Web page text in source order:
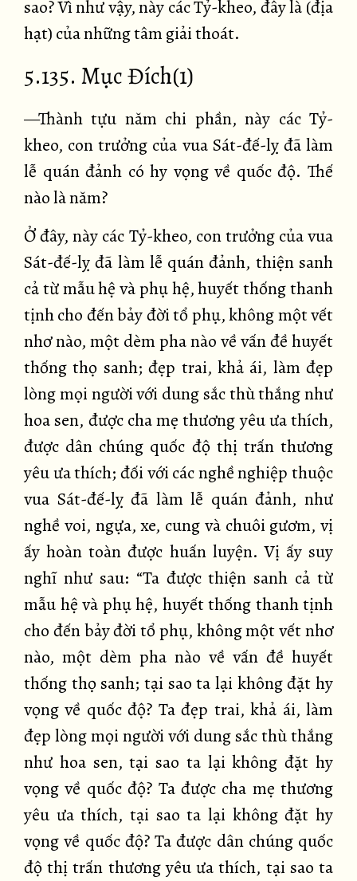
sao? Vì như vậy, này các Tỷ-kheo, đây là (địa
hạt) của những tâm giải thoát.
5.135. Mục Đích(1)
—Thành tựu năm chi phần, này các Tỷ-
kheo, con trưởng của vua Sát-đế-lỵ đã làm
lễ quán đảnh có hy vọng về quốc độ. Thế
nào là năm?
Ở đây, này các Tỷ-kheo, con trưởng của vua
Sát-đế-lỵ đã làm lễ quán đảnh, thiện sanh
cả từ mẫu hệ và phụ hệ, huyết thống thanh
tịnh cho đến bảy đời tổ phụ, không một vết
nhơ nào, một dèm pha nào về vấn đề huyết
thống thọ sanh; đẹp trai, khả ái, làm đẹp
lòng mọi người với dung sắc thù thắng như
hoa sen, được cha mẹ thương yêu ưa thích,
được dân chúng quốc độ thị trấn thương
yêu ưa thích; đối với các nghề nghiệp thuộc
vua Sát-đế-lỵ đã làm lễ quán đảnh, như
nghề voi, ngựa, xe, cung và chuôi gươm, vị
ấy hoàn toàn được huấn luyện. Vị ấy suy
nghĩ như sau: “Ta được thiện sanh cả từ
mẫu hệ và phụ hệ, huyết thống thanh tịnh
cho đến bảy đời tổ phụ, không một vết nhơ
nào, một dèm pha nào về vấn đề huyết
thống thọ sanh; tại sao ta lại không đặt hy
vọng về quốc độ? Ta đẹp trai, khả ái, làm
đẹp lòng mọi người với dung sắc thù thắng
như hoa sen, tại sao ta lại không đặt hy
vọng về quốc độ? Ta được cha mẹ thương
yêu ưa thích, tại sao ta lại không đặt hy
vọng về quốc độ? Ta được dân chúng quốc
độ thị trấn thương yêu ưa thích, tại sao ta